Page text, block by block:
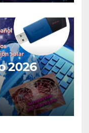
2026